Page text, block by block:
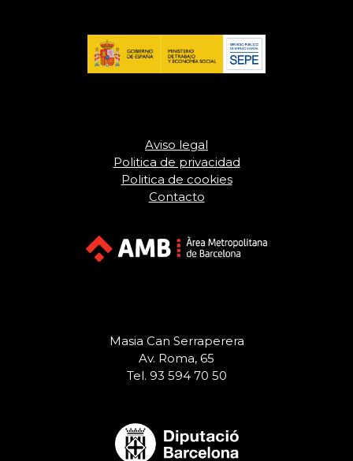
Aviso legal
Politica de privacidad
Politica de cookies
Contacto
Masia Can Serraperera
Av. Roma, 65
Tel. 93 594 70 50